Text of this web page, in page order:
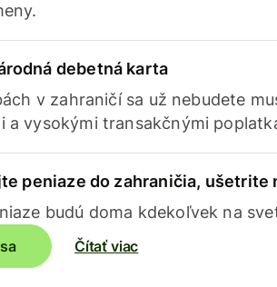
debetná karta
v zahraničí sa už nebudete
a vysokými transakčnými
peniaze do zahraničia, ušetrite
budú doma kdekoľvek na
Čítať viac